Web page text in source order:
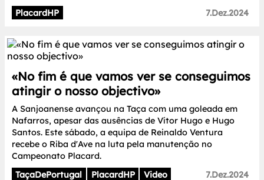
PlacardHP
7.Dez.2024
«No fim é que vamos ver se conseguimos
atingir o nosso objectivo»
A Sanjoanense avançou na Taça com uma goleada em
Nafarros, apesar das ausências de Vítor Hugo e Hugo
Santos. Este sábado, a equipa de Reinaldo Ventura
recebe o Riba d'Ave na luta pela manutenção no
Campeonato Placard.
TaçaDePortugal
PlacardHP Video 7.Dez.2024